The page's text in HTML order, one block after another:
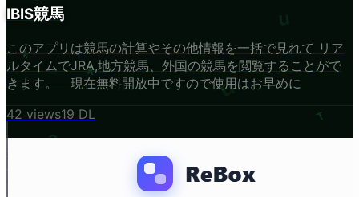
IBIS競馬
このアプリは競馬の計算やその他情報を一括で見れて リア
ルタイムでJRA,地方競馬、外国の競馬を閲覧することがで
きます。 現在無料開放中ですので使用はお早めに
42 views19 DL